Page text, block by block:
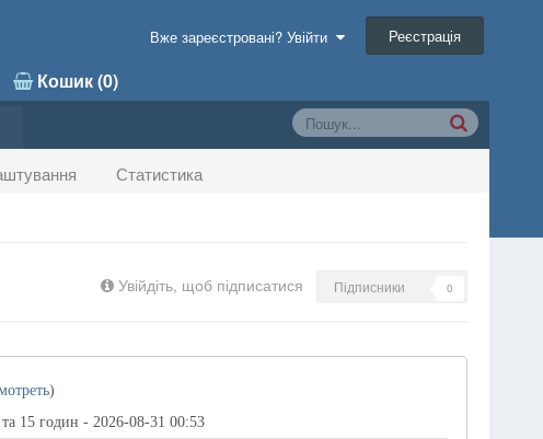
Кошик (0)
Вже зареєстровані? Увійти Реєстрація
Статистика
Увійдіть, щоб підписатися Підписники 0
)
та 15 годин - 2026-08-31 00:53